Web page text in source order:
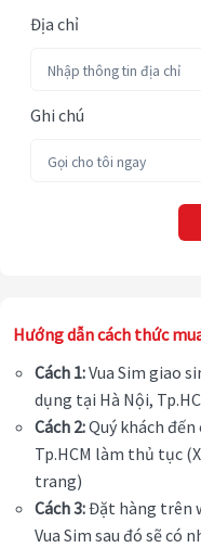
Địa chỉ
Ghi chú
Hướng dẫn cách thức
Cách 1:Vua Sim giao
dụng tại Hà Nội,
Cách 2:Quý khách đến
Tp.HCM làm thủ tục
trang)
Cách 3:Đặt hàng trên
Vua Sim sau đó sẽ có